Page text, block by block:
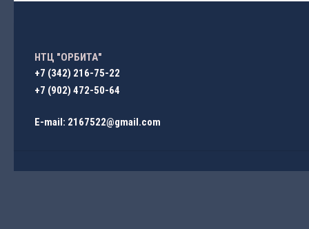
НТЦ "ОРБИТА"
+7 (342) 216-75-22
+7 (902) 472-50-64
E-mail: 2167522@gmail.com